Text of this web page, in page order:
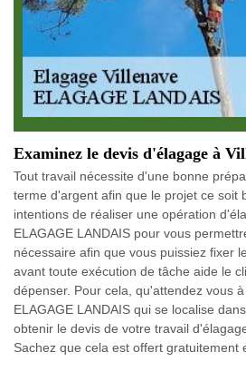
Examinez le devis d'élagage à
Tout travail nécessite d'une bonne
terme d'argent afin que le projet ce soit
intentions de réaliser une opération
ELAGAGE LANDAIS pour vous
nécessaire afin que vous puissiez fixer
avant toute exécution de tâche aide le
dépenser. Pour cela, qu'attendez vous
ELAGAGE LANDAIS qui se localise
obtenir le devis de votre travail
Sachez que cela est offert gratuitement